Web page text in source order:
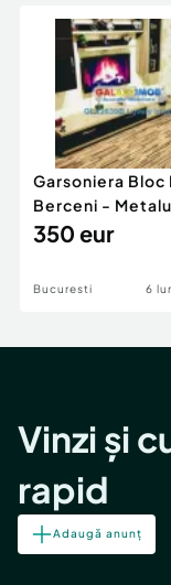
Servicii
Animale de
Afaceri și
Inchiriere Bunuri
Utilaje agricole
Piese auto si
Dacia Duster
Garsoniera Bloc
Berceni -
Park - Postalionul
350 eur
Bucuresti 6
Vinzi și
rapid
Adaugă anunț